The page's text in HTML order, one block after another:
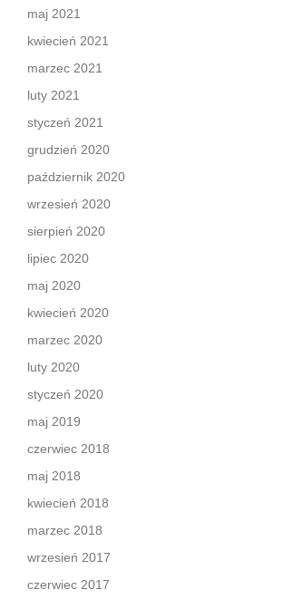
maj 2021
kwiecień 2021
marzec 2021
luty 2021
styczeń 2021
grudzień 2020
październik 2020
wrzesień 2020
sierpień 2020
lipiec 2020
maj 2020
kwiecień 2020
marzec 2020
luty 2020
styczeń 2020
maj 2019
czerwiec 2018
maj 2018
kwiecień 2018
marzec 2018
wrzesień 2017
czerwiec 2017